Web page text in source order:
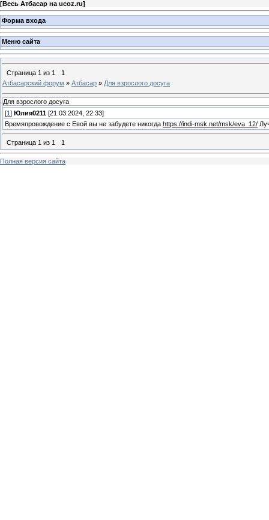
[Весь Атбасар на ucoz.ru]
Форма входа
Меню сайта
Страница 1 из 1
1
Атбасарский форум » Атбасар » Для взрослого досуга
Для взрослого досуга
[1 ] Юлия0211 [21.03.2024, 22:33]
Времяпровождение с Евой вы не забудете никогда https://indi-msk.net/msk/eva_12/
Страница 1 из 1 1
Полная версия сайта